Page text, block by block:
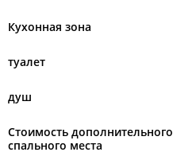
Кухонная зона
туалет
душ
Стоимость дополнительного
спального места